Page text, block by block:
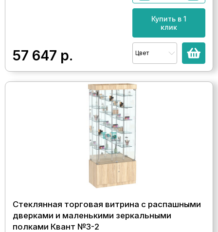
57 647 р.
Купить в 1
клик
Цвет
Стеклянная торговая витрина с распашными
дверками и маленькими зеркальными
полками Квант №3-2